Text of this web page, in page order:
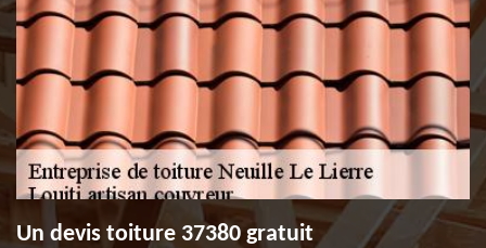
Un devis toiture 37380 gratuit